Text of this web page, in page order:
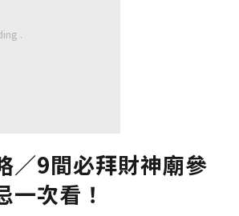
／9間必拜財神廟參
一次看！